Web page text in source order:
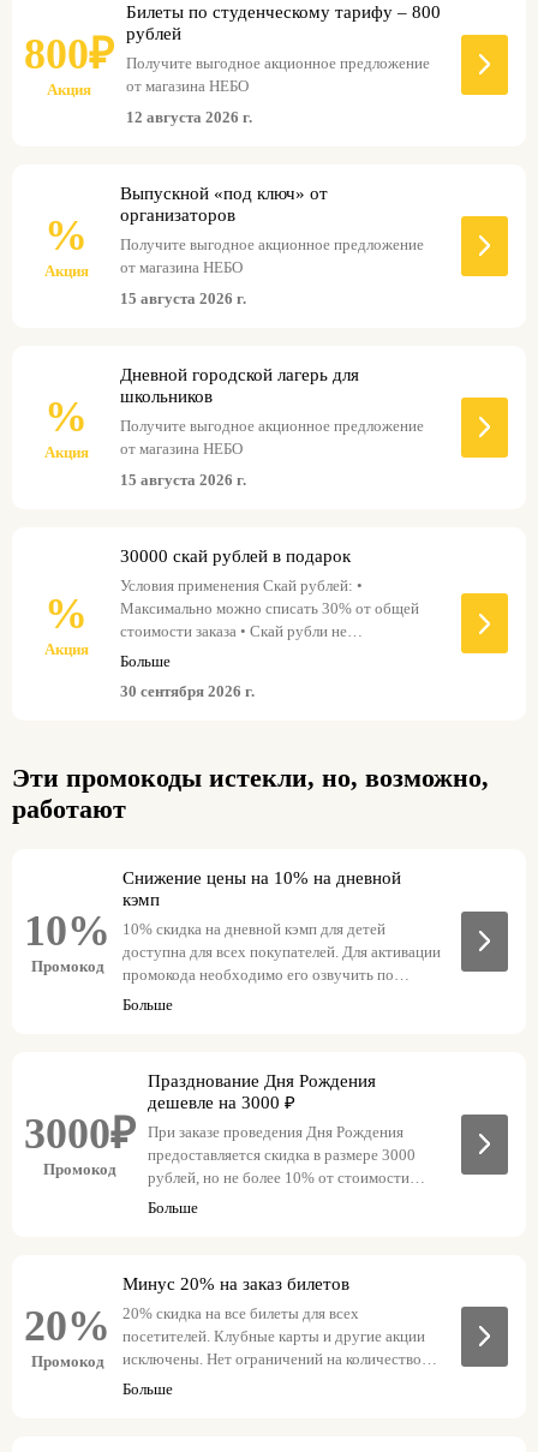
800₽
Акция
Билеты по студенческому тарифу – 800
рублей
Получите выгодное акционное предложение
от магазина НЕБО
12 августа 2026 г.
%
Акция
Выпускной «под ключ» от
организаторов
Получите выгодное акционное предложение
от магазина НЕБО
15 августа 2026 г.
%
Акция
Дневной городской лагерь для
школьников
Получите выгодное акционное предложение
от магазина НЕБО
15 августа 2026 г.
%
Акция
30000 скай рублей в подарок
Условия применения Скай рублей: •
Максимально можно списать 30% от общей
стоимости заказа • Скай рубли не
комбинируются с другими акциями и Скай
тарифы и клубные карты • Срок действия Скай
одновременно использовать Скай рубли и
Скай бонусы
Больше
30 сентября 2026 г.
Эти промокоды истекли, но, возможно,
работают
10%
Промокод
Снижение цены на 10% на дневной
кэмп
10% скидка на дневной кэмп для детей
доступна для всех покупателей. Для активации
промокода необходимо его озвучить по
телефону.
Больше
3000₽
Промокод
Празднование Дня Рождения
дешевле на 3000 ₽
При заказе проведения Дня Рождения
предоставляется скидка в размере 3000
рублей, но не более 10% от стоимости
праздника. Акция распространяется на
Больше
20%
Промокод
Минус 20% на заказ билетов
20% скидка на все билеты для всех
посетителей. Клубные карты и другие акции
исключены. Нет ограничений на количество
приобретаемых билетов.
Больше